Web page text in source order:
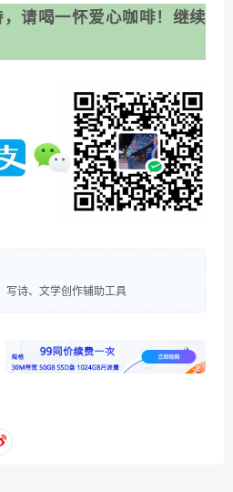
请喝一怀爱心咖啡！继续
写诗、文学创作辅助工具